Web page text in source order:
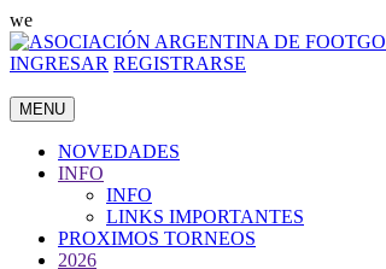
we
INGRESAR REGISTRARSE
MENU
NOVEDADES
INFO
INFO
LINKS IMPORTANTES
PROXIMOS TORNEOS
2026